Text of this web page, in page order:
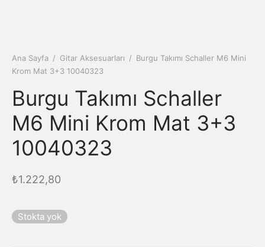
Ana Sayfa / Gitar Aksesuarları / Burgu Takımı Schaller M6 Mini
Krom Mat 3+3 10040323
Burgu Takımı Schaller
M6 Mini Krom Mat 3+3
10040323
₺1.222,80
Stokta yok